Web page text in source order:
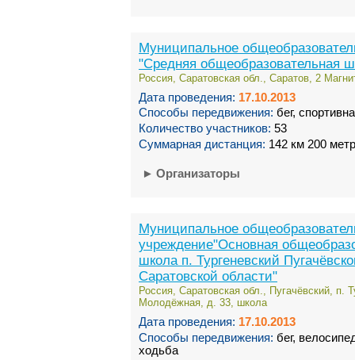
Муниципальное
"Средняя общеобразовательная
Россия, Саратовская обл., Саратов, 2
Дата проведения: 17.10.2013
Способы передвижения: бег,
Количество участников: 53
Суммарная дистанция: 142 км 200
► Организаторы
Муниципальное
учреждение"Основная
школа п. Тургеневский
Саратовской области"
Россия, Саратовская обл., Пугачёвский, п.
Молодёжная, д. 33, школа
Дата проведения: 17.10.2013
Способы передвижения: бег,
ходьба